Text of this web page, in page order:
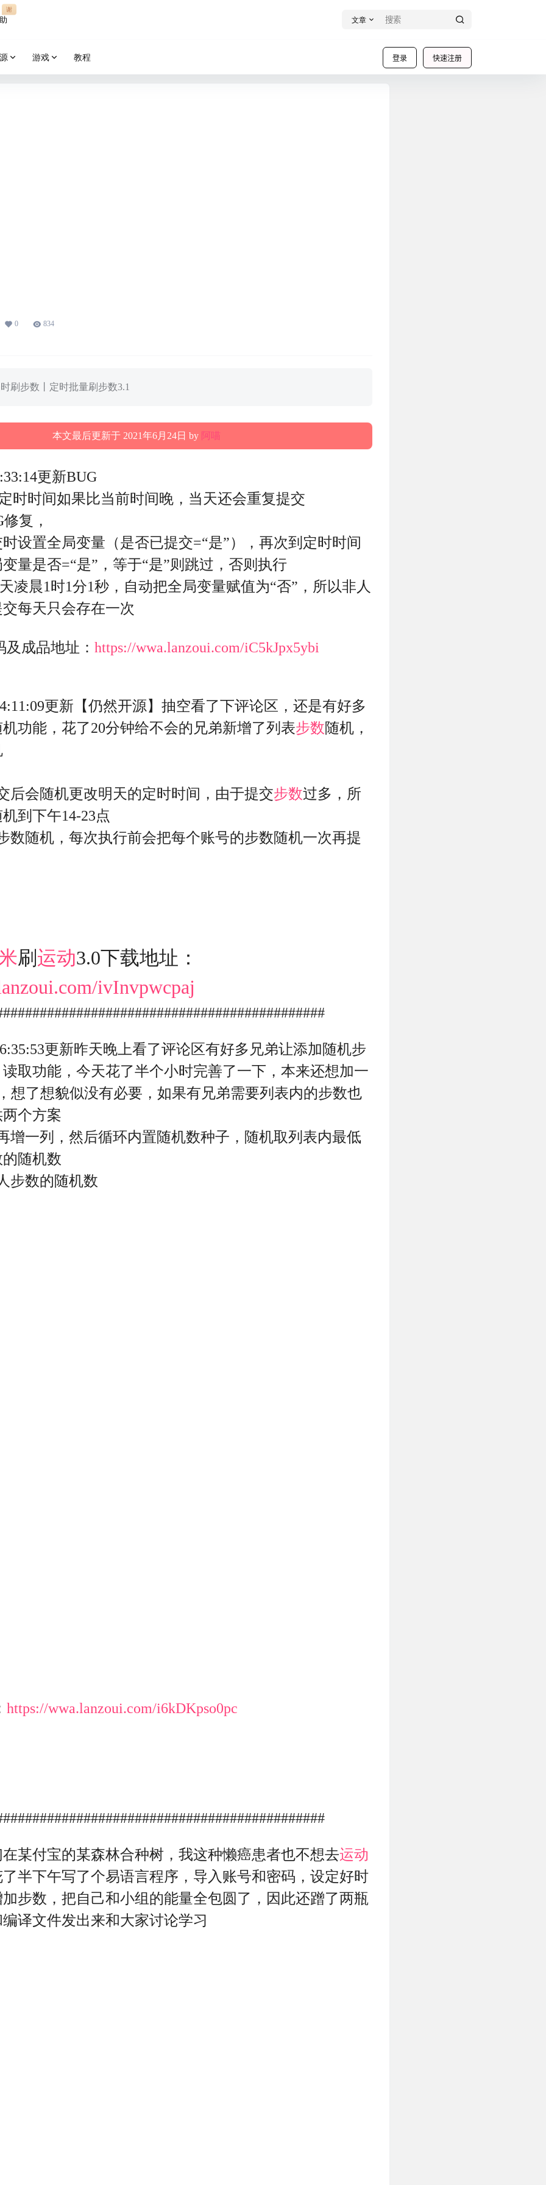
谢
文章
登录 快速注册
游戏 教程
0 834
刷步数丨定时批量刷步数3.1
本文最后更新于 2021年6月24日 by 阿喵
更新BUG
时时间如果比当前时间晚，当天还会重复提交
复，
设置全局变量（是否已提交=“是”），再次到定时时间
量是否=“是”，等于“是”则跳过，否则执行
1时1分1秒，自动把全局变量赋值为“否”，所以非人
每天只会存在一次
及成品地址： https://wwa.lanzoui.com/iC5kJpx5ybi
更新【仍然开源】 抽空看了下评论区，还是有好多
功能，花了20分钟给不会的兄弟新增了列表步数随机，
后会随机更改明天的定时时间，由于提交步数过多，所
到下午14-23点
数随机，每次执行前会把每个账号的步数随机一次再提
刷 运动3.0下载地址：
ivInvpwcpaj
更新昨天晚上看了评论区有好多兄弟让添加随机步
取功能，今天花了半个小时完善了一下，本来还想加一
想了想貌似没有必要，如果有兄弟需要列表内的步数也
个方案
增一列，然后循环内置随机数种子，随机取列表内最低
随机数
步数的随机数
某付宝的某森林合种树，我这种懒癌患者也不想去